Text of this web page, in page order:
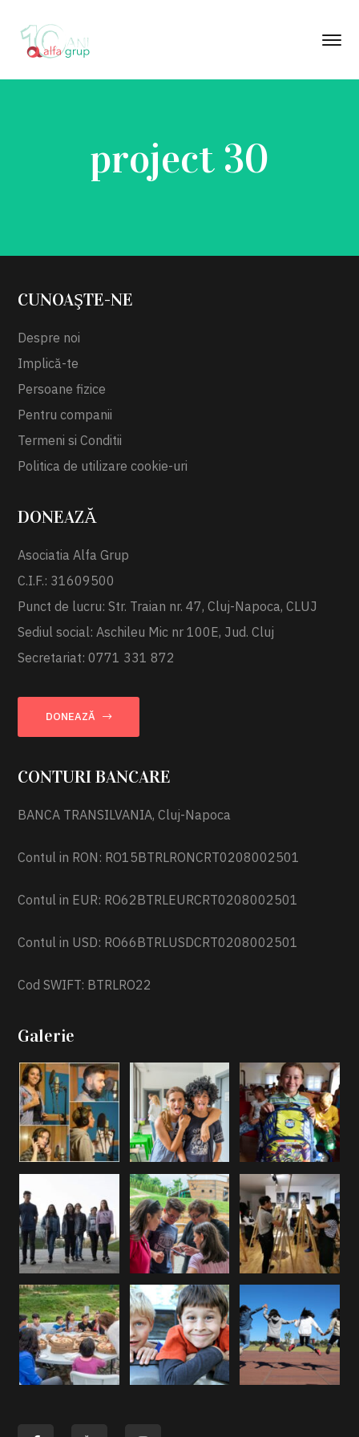
project 30
CUNOAŞTE-NE
Despre noi
Implică-te
Persoane fizice
Pentru companii
Termeni si Conditii
Politica de utilizare cookie-uri
DONEAZĂ
Asociatia Alfa Grup
C.I.F.: 31609500
Punct de lucru: Str. Traian nr. 47, Cluj-Napoca, CLUJ
Sediul social: Aschileu Mic nr 100E, Jud. Cluj
Secretariat: 0771 331 872
DONEAZĂ
CONTURI BANCARE
BANCA TRANSILVANIA, Cluj-Napoca
Contul in RON: RO15BTRLRONCRT0208002501
Contul in EUR: RO62BTRLEURCRT0208002501
Contul in USD: RO66BTRLUSDCRT0208002501
Cod SWIFT: BTRLRO22
Galerie